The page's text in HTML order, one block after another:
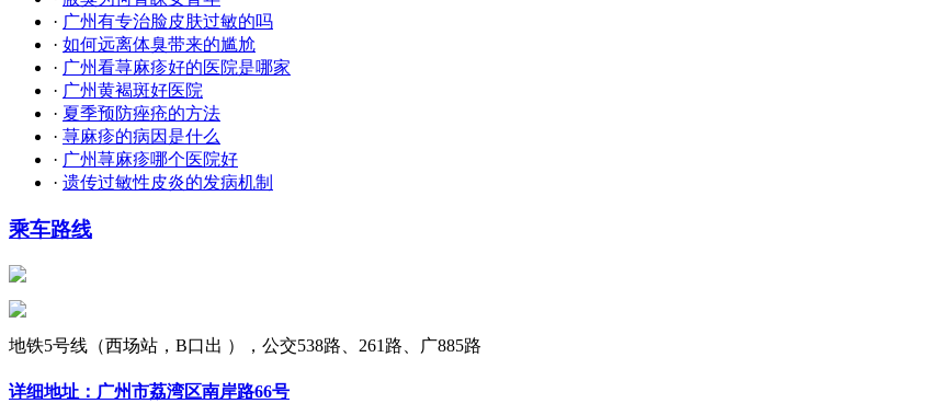
· 广州有专治脸皮肤过敏的吗
· 如何远离体臭带来的尴尬
· 广州看荨麻疹好的医院是哪家
· 广州黄褐斑好医院
· 夏季预防痤疮的方法
· 荨麻疹的病因是什么
· 广州荨麻疹哪个医院好
· 遗传过敏性皮炎的发病机制
乘车路线
地铁5号线（西场站，B口出 ），公交538路、261路、广885路
详细地址：广州市荔湾区南岸路66号